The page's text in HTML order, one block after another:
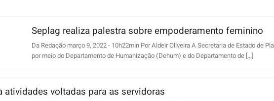
Seplag realiza palestra sobre empoderamento feminino
Da Redação março 9, 2022 - 10h22min Por Aldeir Oliveira A Secretaria de Estado de
por meio do Departamento de Humanização (Dehum) e do Departamento de [...]
atividades voltadas para as servidoras